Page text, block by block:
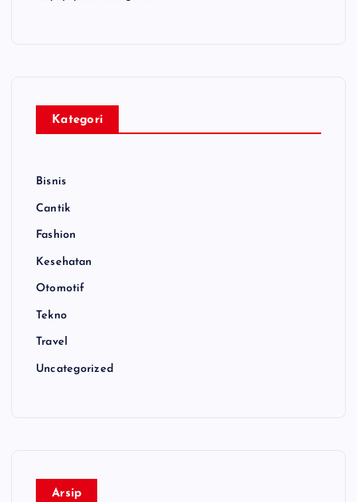
Kategori
Bisnis
Cantik
Fashion
Kesehatan
Otomotif
Tekno
Travel
Uncategorized
Arsip